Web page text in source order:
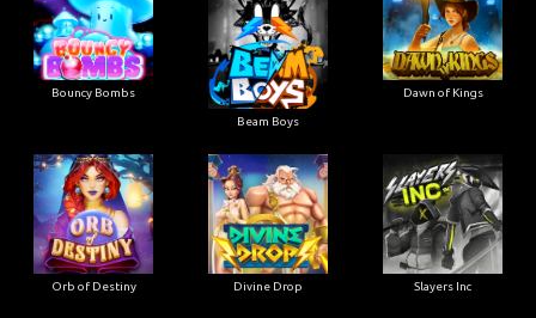
Bouncy Bombs
Beam Boys
Dawn of Kings
Orb of Destiny Divine Drop Slayers Inc